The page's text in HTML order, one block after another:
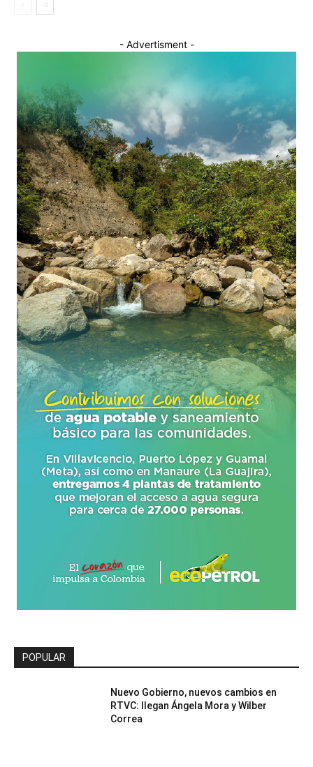
- Advertisment -
POPULAR
Nuevo Gobierno, nuevos cambios en
RTVC: llegan Ángela Mora y Wilber
Correa